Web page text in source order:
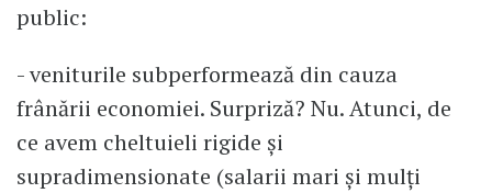
public:
- veniturile subperformează din cauza
frânării economiei. Surpriză? Nu. Atunci, de
ce avem cheltuieli rigide și
supradimensionate (salarii mari și mulți